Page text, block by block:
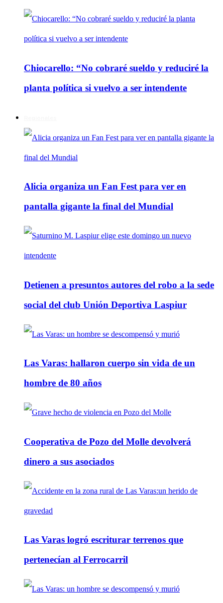
Chiocarello: “No cobraré sueldo y reduciré la
planta política si vuelvo a ser intendente
Alicia organiza un Fan Fest para ver en
pantalla gigante la final del Mundial
Detienen a presuntos autores del robo a la sede
social del club Unión Deportiva Laspiur
Las Varas: hallaron cuerpo sin vida de un
hombre de 80 años
Cooperativa de Pozo del Molle devolverá
dinero a sus asociados
Las Varas logró escriturar terrenos que
pertenecían al Ferrocarril